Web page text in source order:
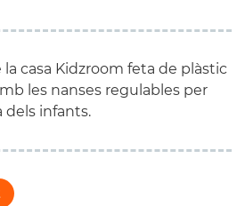
casa Kidzroom feta de plàstic
les nanses regulables per
dels infants.